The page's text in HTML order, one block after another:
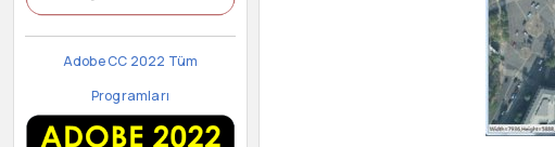
Adobe CC 2022 Tüm
Programları